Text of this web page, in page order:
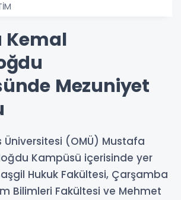
Kemal
Mezuniyet
Üniversitesi (OMÜ) Mustafa
Kampüsü içerisinde yer
Hukuk Fakültesi, Çarşamba
Bilimleri Fakültesi ve Mehmet